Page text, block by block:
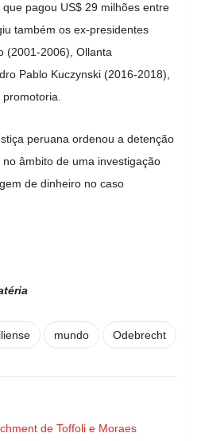
pagou US$ 29 milhões entre
também os ex-presidentes
(2001-2006), Ollanta
Pablo Kuczynski (2016-2018),
peruana ordenou a detenção
âmbito de uma investigação
de dinheiro no caso
mundo Odebrecht
de Toffoli e Moraes